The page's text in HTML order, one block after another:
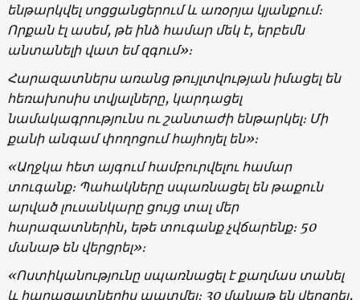
ենթարկվել սոցցանցերում և առօրյա կյանքում։
Որքան էլ ասեմ, թե ինձ համար մեկ է, երբեմն
անտանելի վատ եմ զգում»։
Հարազատներս առանց թույլտվության իմացել են
հեռախոսիս տվյալները, կարդացել
նամակագրությունս ու շանտաժի ենթարկել։ Մի
քանի անգամ փողոցում հայհոյել են»։
«Աղջկա հետ այգում համբուրվելու համար
տուգանք։ Պահակները սպառնացել են թաքուն
արված լուսանկարը ցույց տալ մեր
հարազատներին, եթե տուգանք չվճարենք։ 50
մանաթ են վերցրել»։
«Ոստիկանությունը սպառնացել է քաղմաս տանել
և հարազատներիս պատմել։ 30 մանաթ են վերցրել,